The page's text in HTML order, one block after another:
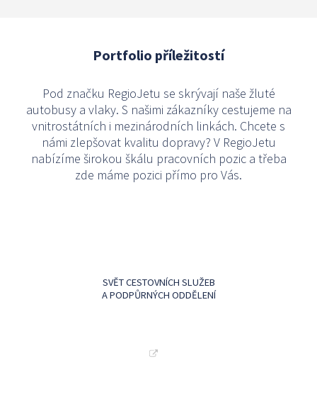
Portfolio příležitostí
Pod značku RegioJetu se skrývají naše žluté
autobusy a vlaky. S našimi zákazníky cestujeme na
vnitrostátních i mezinárodních linkách. Chcete s
námi zlepšovat kvalitu dopravy? V RegioJetu
nabízíme širokou škálu pracovních pozic a třeba
zde máme pozici přímo pro Vás.
SVĚT CESTOVNÍCH SLUŽEB
A PODPŮRNÝCH ODDĚLENÍ